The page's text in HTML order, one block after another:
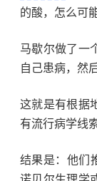
的酸，怎么可
马歇尔做了一
自己患病，然
这就是有根据
有流行病学线
结果是：他们